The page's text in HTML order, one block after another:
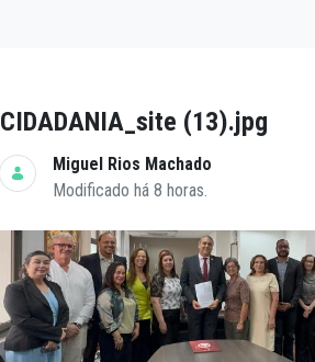
CIDADANIA_site (13).jpg
Miguel Rios Machado
Modificado há 8 horas.